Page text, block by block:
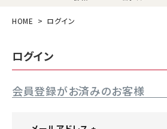
うさぎ用品
ブランド別に探す
目的別に探す
HOME ログイン
ログイン
会員登録がお済みのお客様